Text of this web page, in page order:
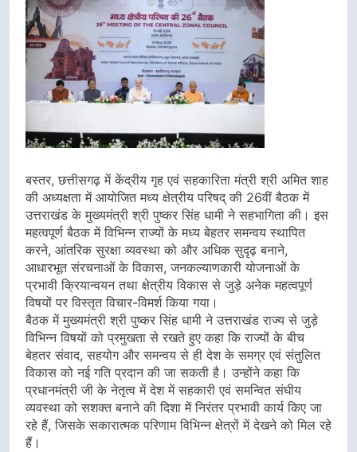
बस्तर, छत्तीसगढ़ में केंद्रीय गृह एवं सहकारिता मंत्री श्री अमित शाह
की अध्यक्षता में आयोजित मध्य क्षेत्रीय परिषद् की 26वीं बैठक में
उत्तराखंड के मुख्यमंत्री श्री पुष्कर सिंह धामी ने सहभागिता की। इस
महत्वपूर्ण बैठक में विभिन्न राज्यों के मध्य बेहतर समन्वय स्थापित
करने, आंतरिक सुरक्षा व्यवस्था को और अधिक सुदृढ़ बनाने,
आधारभूत संरचनाओं के विकास, जनकल्याणकारी योजनाओं के
प्रभावी क्रियान्वयन तथा क्षेत्रीय विकास से जुड़े अनेक महत्वपूर्ण
विषयों पर विस्तृत विचार-विमर्श किया गया।
बैठक में मुख्यमंत्री श्री पुष्कर सिंह धामी ने उत्तराखंड राज्य से जुड़े
विभिन्न विषयों को प्रमुखता से रखते हुए कहा कि राज्यों के बीच
बेहतर संवाद, सहयोग और समन्वय से ही देश के समग्र एवं संतुलित
विकास को नई गति प्रदान की जा सकती है। उन्होंने कहा कि
प्रधानमंत्री जी के नेतृत्व में देश में सहकारी एवं समन्वित संघीय
व्यवस्था को सशक्त बनाने की दिशा में निरंतर प्रभावी कार्य किए जा
रहे हैं, जिसके सकारात्मक परिणाम विभिन्न क्षेत्रों में देखने को मिल रहे
हैं।